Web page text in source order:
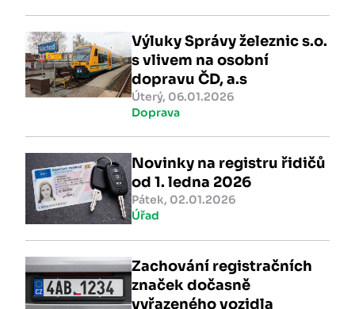
Výluky Správy železnic s.o.
s vlivem na osobní
dopravu ČD, a.s
Úterý, 06.01.2026
Doprava
Novinky na registru řidičů
od 1. ledna 2026
Pátek, 02.01.2026
Úřad
Zachování registračních
značek dočasně
vyřazeného vozidla